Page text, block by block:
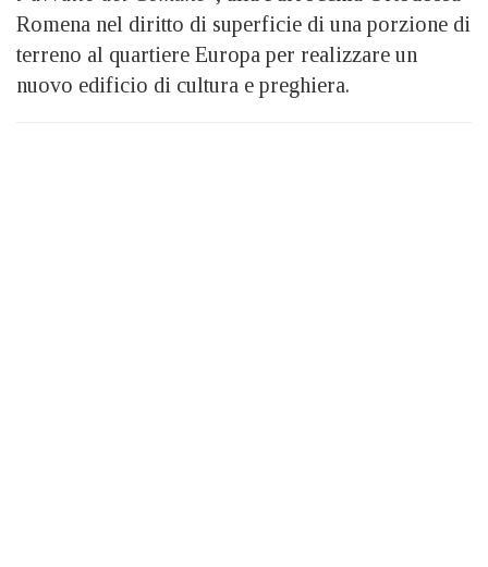
Romena nel diritto di superficie di una porzione di
terreno al quartiere Europa per realizzare un
nuovo edificio di cultura e preghiera.